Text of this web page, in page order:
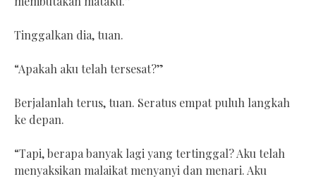
Tinggalkan dia, tuan.
“Apakah aku telah tersesat?”
Berjalanlah terus, tuan. Seratus empat puluh langkah
ke depan.
“Tapi, berapa banyak lagi yang tertinggal? Aku telah
menyaksikan malaikat menyanyi dan menari. Aku